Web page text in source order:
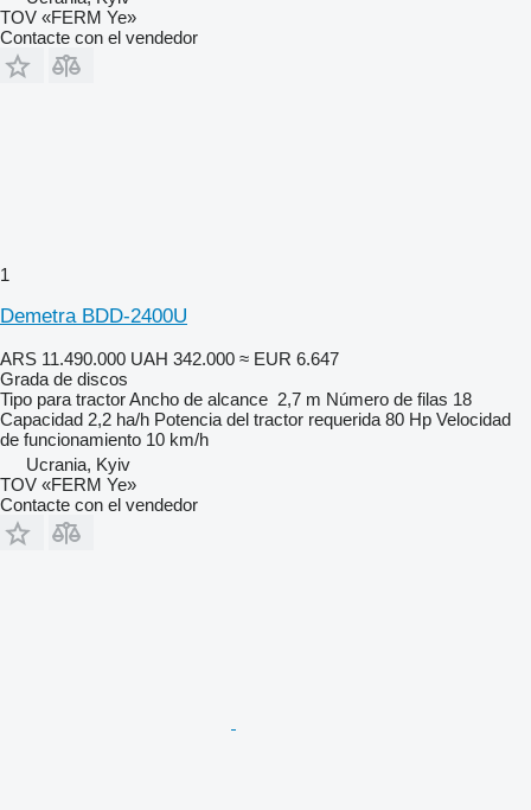
TOV «FERM Ye»
Contacte con el vendedor
1
Demetra BDD-2400U
ARS 11.490.000 UAH 342.000 ≈ EUR 6.647
Grada de discos
Tipo para tractorAncho de alcance 2,7 m Número de filas 18
Capacidad 2,2 ha/h Potencia del tractor requerida 80 Hp Velocidad
de funcionamiento 10 km/h
Ucrania, Kyiv
TOV «FERM Ye»
Contacte con el vendedor